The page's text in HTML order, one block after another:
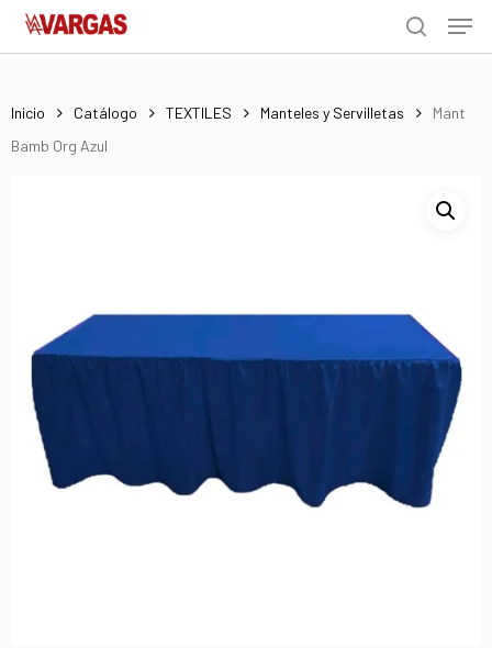
Skip
search
Menu
Inicio Catálogo TEXTILES Manteles y Servilletas
Mant
Bamb Org Azul